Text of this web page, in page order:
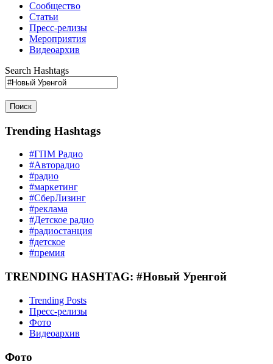
Сообщество
Статьи
Пресс-релизы
Мероприятия
Видеоархив
Search Hashtags
Поиск
Trending Hashtags
#ГПМ Радио
#Авторадио
#радио
#маркетинг
#СберЛизинг
#реклама
#Детское радио
#радиостанция
#детское
#премия
TRENDING HASHTAG: #Новый Уренгой
Trending Posts
Пресс-релизы
Фото
Видеоархив
Фото